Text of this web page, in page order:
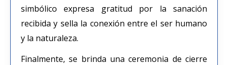
simbólico expresa gratitud por la sanación
recibida y sella la conexión entre el ser humano
y la naturaleza.
Finalmente, se brinda una ceremonia de cierre